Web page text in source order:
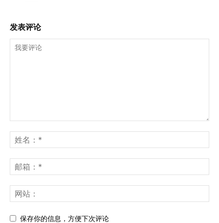
发表评论
保存你的信息，方便下次评论